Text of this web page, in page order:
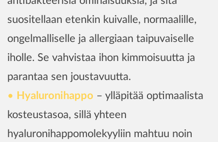
suositellaan etenkin kuivalle, normaalille,
ongelmalliselle ja allergiaan taipuvaiselle
iholle. Se vahvistaa ihon kimmoisuutta ja
parantaa sen joustavuutta.
Hyaluronihappo – ylläpitää optimaalista
kosteustasoa, sillä yhteen
hyaluronihappomolekyyliin mahtuu noin